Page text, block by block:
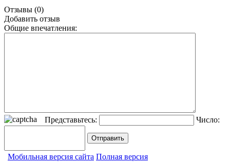
Отзывы (0)
Добавить отзыв
Общие впечатления:
Представьтесь: Число:
Мобильная версия сайта Полная версия